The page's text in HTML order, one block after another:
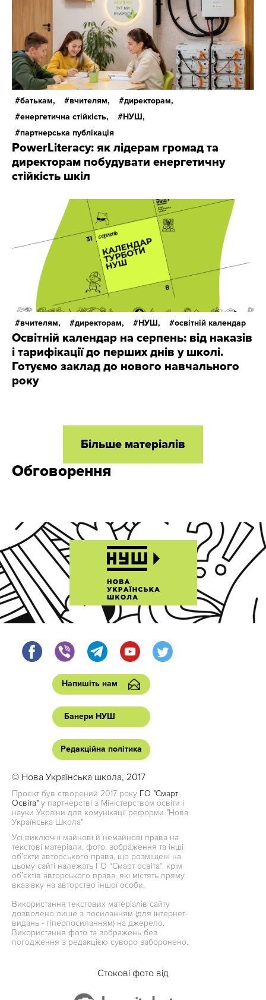
батькам, вчителям,
директорам,
енергетична стійкість,
НУШ,
партнерська публікація
PowerLiteracy: як лідерам громад та
директорам побудувати енергетичну
стійкість шкіл
вчителям, директорам, НУШ, освітній календар
Освітній календар на серпень: від наказів
і тарифікації до перших днів у школі.
Готуємо заклад до нового навчального
року
Більше матеріалів
Обговорення
Напишіть нам
Банери НУШ
Редакційна політика
© Нова Українська школа, 2017
Проект був створений 2017 року ГО "Смарт
Освіта" у партнерстві з Міністерством освіти і
науки України для комунікації реформи "Нова
Українська Школа"
Усі виключні майнові й немайнові права на
текстові матеріали, фото, зображення та інші
об’єкти авторського права, що розміщені на
цьому сайті належать ГО “Смарт освіта”, крім
об’єктів авторського права, які містять пряму
вказівку на авторство іншої особи.
Використання текстових матеріалів сайту
дозволено лише з посиланням (для інтернет-
видань - гіперпосиланням) на джерело.
Використання фото та зображень без
погодження з редакцією суворо заборонено.
Стокові фото від